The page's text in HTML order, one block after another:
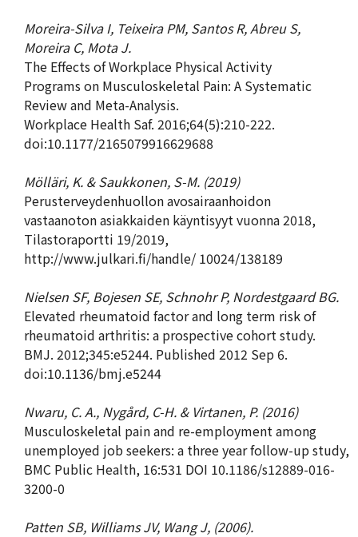
Moreira-Silva I, Teixeira PM, Santos R, Abreu S,
Moreira C, Mota J.
The Effects of Workplace Physical Activity
Programs on Musculoskeletal Pain: A Systematic
Review and Meta-Analysis.
Workplace Health Saf. 2016;64(5):210-222.
doi:10.1177/2165079916629688
Mölläri, K. & Saukkonen, S-M. (2019)
Perusterveydenhuollon avosairaanhoidon
vastaanoton asiakkaiden käyntisyyt vuonna 2018,
Tilastoraportti 19/2019,
http://www.julkari.fi/handle/ 10024/138189
Nielsen SF, Bojesen SE, Schnohr P, Nordestgaard BG.
Elevated rheumatoid factor and long term risk of
rheumatoid arthritis: a prospective cohort study.
BMJ. 2012;345:e5244. Published 2012 Sep 6.
doi:10.1136/bmj.e5244
Nwaru, C. A., Nygård, C-H. & Virtanen, P. (2016)
Musculoskeletal pain and re-employment among
unemployed job seekers: a three year follow-up study,
BMC Public Health, 16:531 DOI 10.1186/s12889-016-
3200-0
Patten SB, Williams JV, Wang J, (2006).